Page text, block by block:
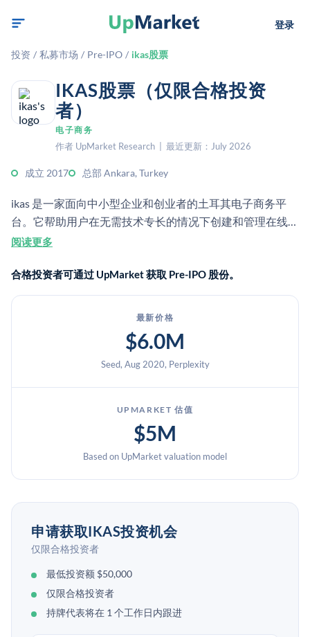
登录
投资 / 私募市场 / Pre-IPO / ikas股票
IKAS股票（仅限合格投资
者）
电子商务
作者 UpMarket Research | 最近更新：July 2026
成立 2017 总部 Ankara, Turkey
ikas 是一家面向中小型企业和创业者的土耳其电子商务平
台。它帮助用户在无需技术专长的情况下创建和管理在线商
店。该公司为私人持有，并未上市交易。
阅读更多
合格投资者可通过 UpMarket 获取 Pre-IPO 股份。
最新价格
$6.0M
Seed, Aug 2020, Perplexity
UPMARKET 估值
$5M
Based on UpMarket valuation model
申请获取IKAS投资机会
仅限合格投资者
最低投资额 $50,000
仅限合格投资者
持牌代表将在 1 个工作日内跟进